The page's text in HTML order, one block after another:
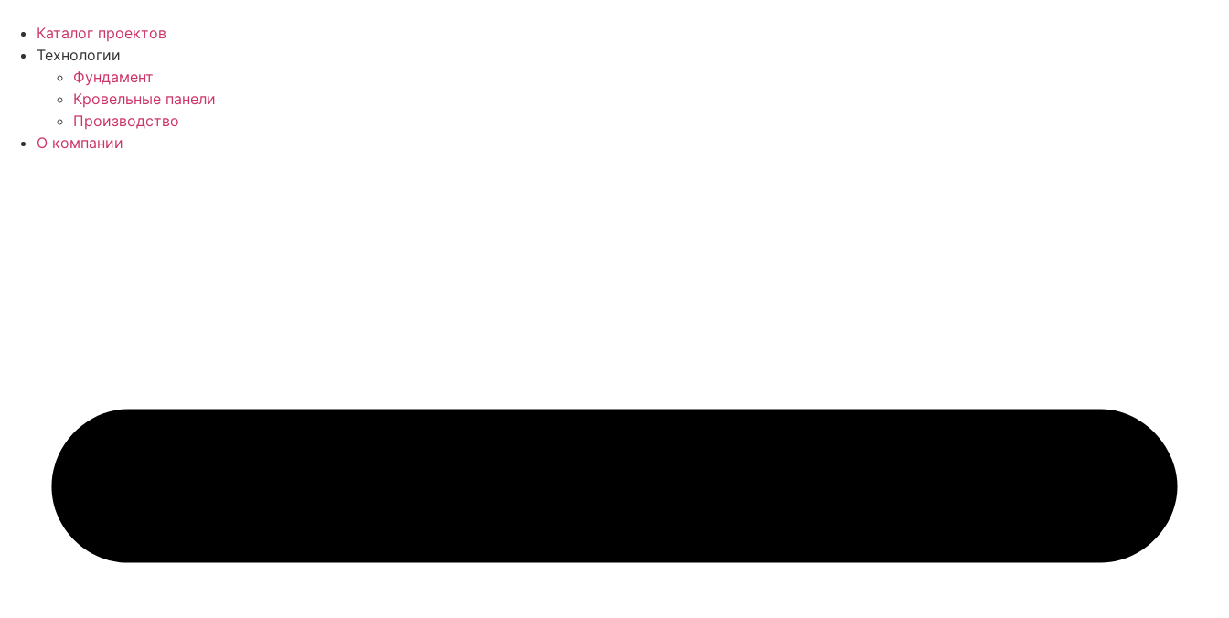
содержимому
Каталог проектов
Технологии
Фундамент
Кровельные панели
Производство
О компании